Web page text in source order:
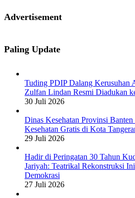
Advertisement
Paling Update
Tuding PDIP Dalang Kerusuhan
Zulfan Lindan Resmi Diadukan
30 Juli 2026
Dinas Kesehatan Provinsi
Kesehatan Gratis di Kota
29 Juli 2026
Hadir di Peringatan 30 Tahun
Jariyah: Teatrikal Rekonstruksi
Demokrasi
27 Juli 2026